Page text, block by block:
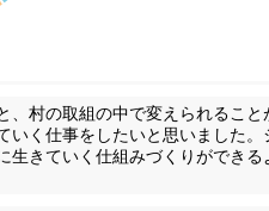
、村の取組の中で変えられるこ
いく仕事をしたいと思いました
生きていく仕組みづくりができ